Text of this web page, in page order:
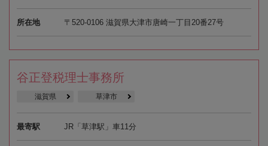
所在地 〒520-0106 滋賀県大津市唐崎一丁目20番27号
谷正登税理士事務所
滋賀県 草津市
最寄駅 JR「草津駅」車11分